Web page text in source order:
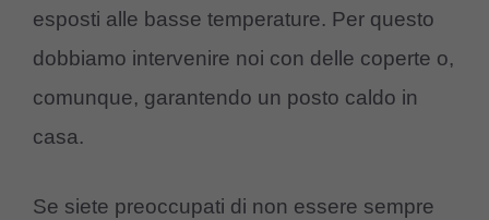
esposti alle basse temperature. Per questo
dobbiamo intervenire noi con delle coperte o,
comunque, garantendo un posto caldo in
casa.
Se siete preoccupati di non essere sempre